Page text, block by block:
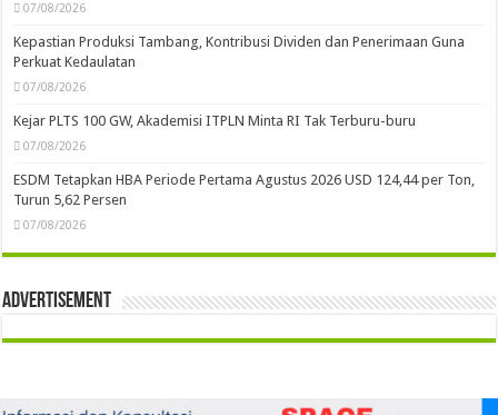
07/08/2026
Kepastian Produksi Tambang, Kontribusi Dividen dan Penerimaan Guna
Perkuat Kedaulatan
07/08/2026
Kejar PLTS 100 GW, Akademisi ITPLN Minta RI Tak Terburu-buru
07/08/2026
ESDM Tetapkan HBA Periode Pertama Agustus 2026 USD 124,44 per Ton,
Turun 5,62 Persen
07/08/2026
Advertisement